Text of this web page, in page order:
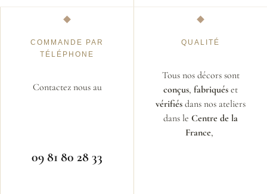
COMMANDE PAR
TÉLÉPHONE
Contactez nous au
09 81 80 28 33
QUALITÉ
Tous nos décors sont
conçus, fabriqués et
vérifiés dans nos ateliers
dans le Centre de la
France,